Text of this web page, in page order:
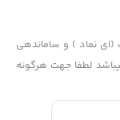
(ای نماد ) و ساماندهی
لطفا جهت هرگونه
نمایید . تلفن های